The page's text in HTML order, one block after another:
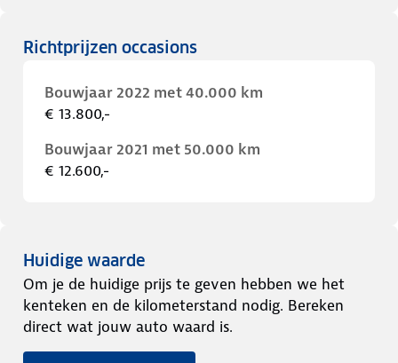
Richtprijzen occasions
Bouwjaar 2022 met 40.000 km
€ 13.800,-
Bouwjaar 2021 met 50.000 km
€ 12.600,-
Huidige waarde
Om je de huidige prijs te geven hebben we het
kenteken en de kilometerstand nodig. Bereken
direct wat jouw auto waard is.